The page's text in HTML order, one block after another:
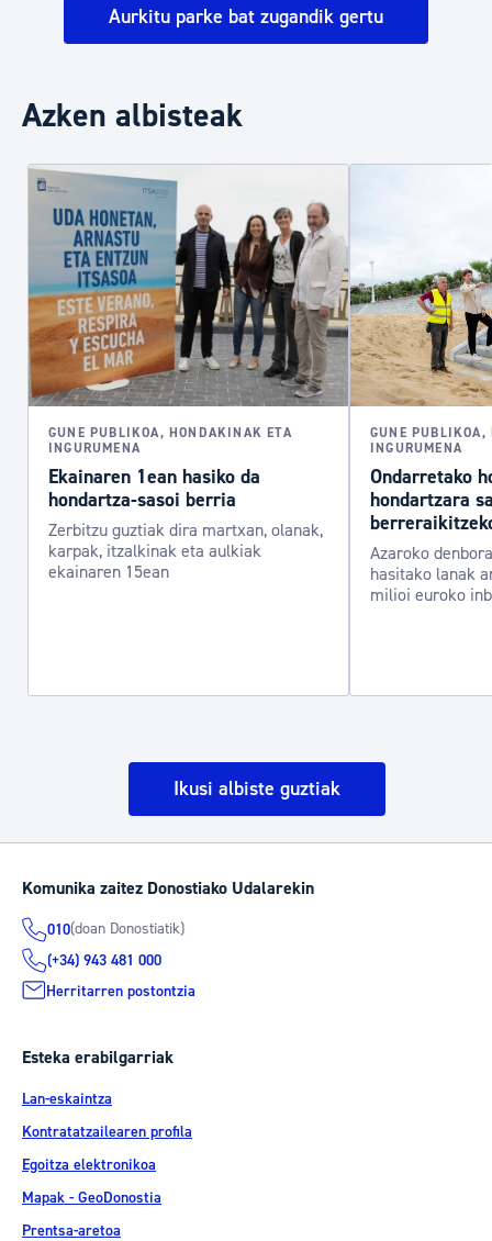
Aurkitu parke bat zugandik gertu
Azken albisteak
GUNE PUBLIKOA, HONDAKINAK ETA
INGURUMENA
Ekainaren 1ean hasiko da
hondartza-sasoi berria
Zerbitzu guztiak dira martxan, olanak,
karpak, itzalkinak eta aulkiak
ekainaren 15ean
GUNE
INGURUMENA
Ondarretako
hondartzara
Azaroko
hasitako lanak
milioi euroko
Ikusi albiste guztiak
Komunika zaitez Donostiako Udalarekin
010(doan Donostiatik)
(+34) 943 481 000
Herritarren postontzia
Esteka erabilgarriak
Lan-eskaintza
Kontratatzailearen profila
Egoitza elektronikoa
Mapak - GeoDonostia
Prentsa-aretoa